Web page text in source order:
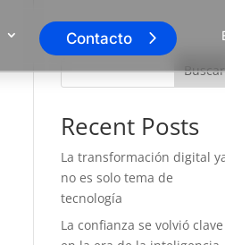
Contacto
Buscar
Recent Posts
La transformación digital
no es solo tema de
tecnología
La confianza se volvió clave